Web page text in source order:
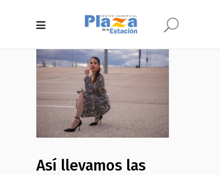
Así llevamos las